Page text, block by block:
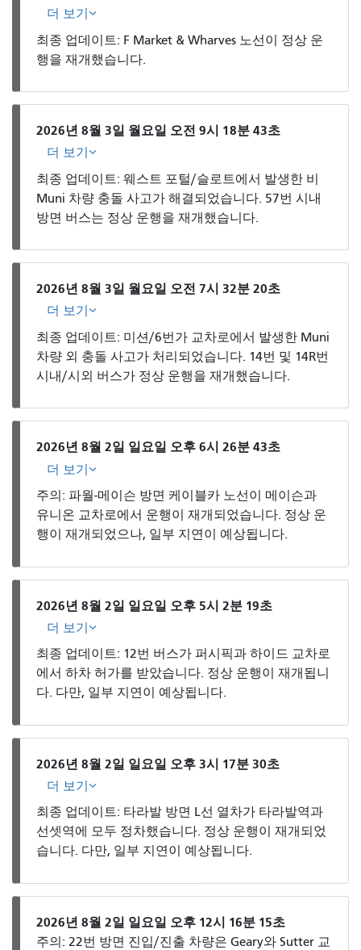
더 보기
최종 업데이트: F Market & Wharves 노선이 정상 운
행을 재개했습니다.
2026년 8월 3일 월요일 오전 9시 18분 43초
더 보기
최종 업데이트: 웨스트 포털/슬로트에서 발생한 비
Muni 차량 충돌 사고가 해결되었습니다. 57번 시내
방면 버스는 정상 운행을 재개했습니다.
2026년 8월 3일 월요일 오전 7시 32분 20초
더 보기
최종 업데이트: 미션/6번가 교차로에서 발생한 Muni
차량 외 충돌 사고가 처리되었습니다. 14번 및 14R번
시내/시외 버스가 정상 운행을 재개했습니다.
2026년 8월 2일 일요일 오후 6시 26분 43초
더 보기
주의: 파월-메이슨 방면 케이블카 노선이 ​​메이슨과
유니온 교차로에서 운행이 재개되었습니다. 정상 운
행이 재개되었으나, 일부 지연이 예상됩니다.
2026년 8월 2일 일요일 오후 5시 2분 19초
더 보기
최종 업데이트: 12번 버스가 퍼시픽과 하이드 교차로
에서 하차 허가를 받았습니다. 정상 운행이 재개됩니
다. 다만, 일부 지연이 예상됩니다.
2026년 8월 2일 일요일 오후 3시 17분 30초
더 보기
최종 업데이트: 타라발 방면 L선 열차가 타라발역과
선셋역에 모두 정차했습니다. 정상 운행이 재개되었
습니다. 다만, 일부 지연이 예상됩니다.
2026년 8월 2일 일요일 오후 12시 16분 15초
주의: 22번 방면 진입/진출 차량은 Geary와 Sutter 교